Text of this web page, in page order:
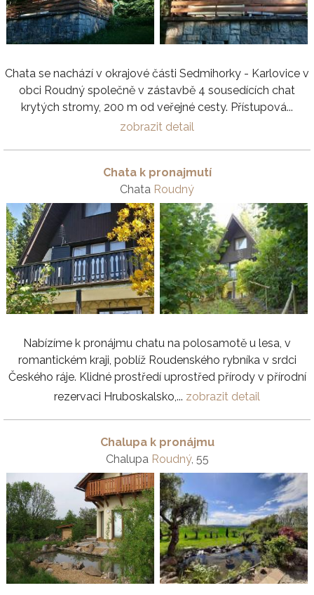
Chata se nachází v okrajové části Sedmihorky - Karlovice v
obci Roudný ​​společně v zástavbě 4 sousedících chat
krytých stromy, 200 m od veřejné cesty. Přístupová...
zobrazit detail
Chata k pronajmutí
Chata Roudný
Nabízíme k pronájmu chatu na polosamotě u lesa, v
romantickém kraji, poblíž Roudenského rybníka v srdci
Českého ráje. Klidné prostředí uprostřed přírody v přírodní
rezervaci Hruboskalsko,... zobrazit detail
Chalupa k pronájmu
Chalupa Roudný, 55